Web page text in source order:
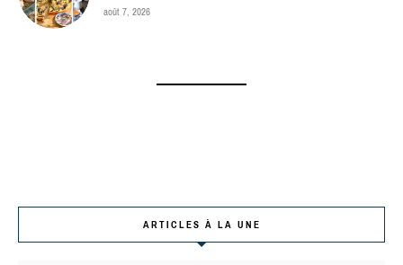
août 7, 2026
ARTICLES À LA UNE